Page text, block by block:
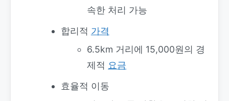
속한 처리 가능
합리적 가격
6.5km 거리에 15,000원의 경
제적 요금
효율적 이동